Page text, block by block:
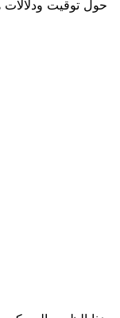
حول توقيت ودلالات